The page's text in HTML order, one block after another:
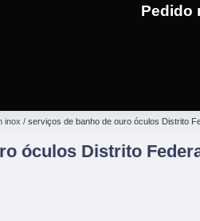
Pedido
inox serviços de banho de ouro óculos Distrito
óculos Distrito